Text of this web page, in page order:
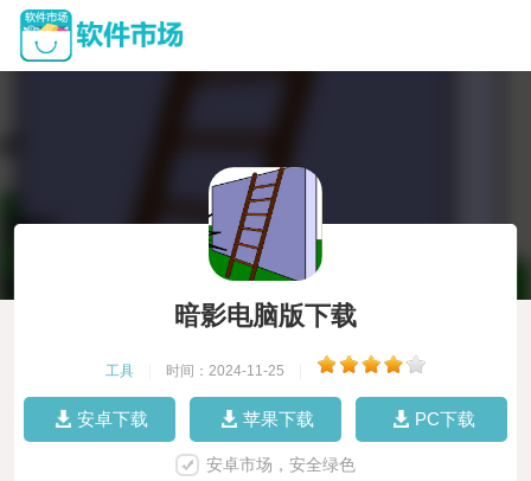
暗影电脑版下载
工具 时间：2024-11-25
安卓下载 苹果下载 PC下载
安卓市场，安全绿色